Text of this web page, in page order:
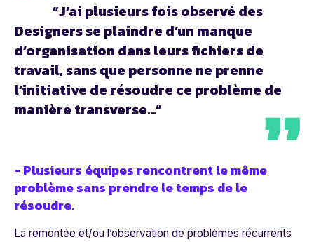
“J’ai plusieurs fois observé des
Designers se plaindre d’un manque
d’organisation dans leurs fichiers de
travail, sans que personne ne prenne
l’initiative de résoudre ce problème de
manière transverse...”
- Plusieurs équipes rencontrent le même
problème sans prendre le temps de le
résoudre.
La remontée et/ou l’observation de problèmes récurrents